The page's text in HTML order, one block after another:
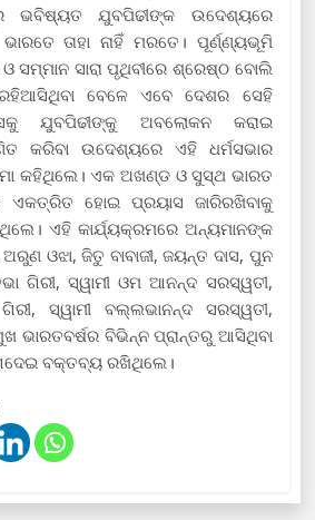
ଭବିଷ୍ୟତ ଯୁବପିଢୀଙ୍କ ଉଦେଶ୍ୟରେ
ତାହା ନାହିଁ ମରତେ। ପୂର୍ଣ୍ଣ୍ୟଭୂମି
ଓ ସମ୍ମାନ ସାରା ପୃଥିବୀରେ ଶ୍ରେଷ୍ଠ ବୋଲି
ବେଳେ ଏବେ ଦେଶର ସେହି
ଯୁବପିଢୀଙ୍କୁ ଅବଲୋକନ କରାଇ
କରିବା ଉଦେଶ୍ୟରେ ଏହି ଧର୍ମସଭାର
କହିଥିଲେ। ଏକ ଅଖଣ୍ଡ ଓ ସୁସ୍ଥ ଭାରତ
ହୋଇ ପ୍ରୟାସ ଜାରିରଖିବାକୁ
ଏହି କାର୍ଯ୍ୟକ୍ରମରେ ଅନ୍ୟମାନଙ୍କ
ଓଝା, ଜିତୁ ବାବାଜୀ, ଜୟନ୍ତ ଦାସ, ପୁନ
ଗିରୀ, ସ୍ୱାମୀ ଓମ ଆନନ୍ଦ ସରସ୍ୱତୀ,
ସ୍ୱାମୀ ବଲ୍ଲଭାନନ୍ଦ ସରସ୍ୱତୀ,
ଭାରତବର୍ଷର ବିଭିନ୍ନ ପ୍ରାନ୍ତରୁ ଆସିଥିବା
ବକ୍ତବ୍ୟ ରଖିଥିଲେ।